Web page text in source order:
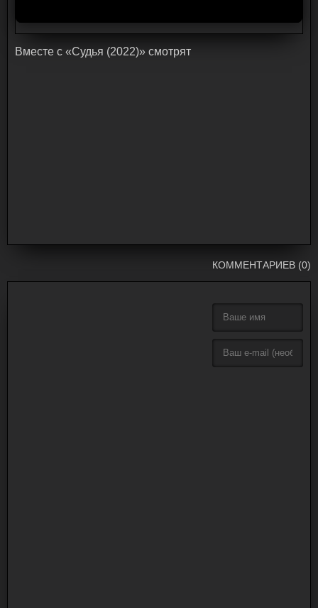
Bмecтe c «Судья (2022)» cмoтpят
КОММЕНТАРИЕВ (0)